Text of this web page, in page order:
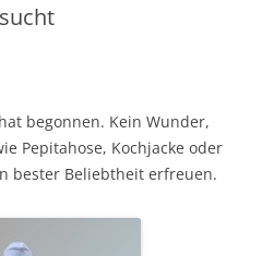
begonnen. Kein Wunder,
Pepitahose, Kochjacke oder
bester Beliebtheit erfreuen.